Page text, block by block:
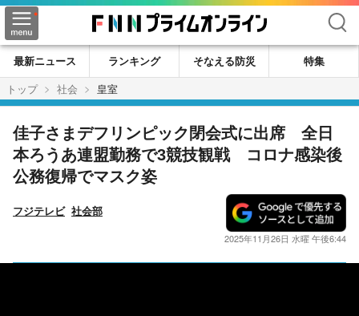
検索
最新ニュース ランキング そなえる防災
特集
トップ
社会 皇室
佳子さまデフリンピック閉会式に出席 全日
本ろうあ連盟勤務で3競技観戦 コロナ感染後
公務復帰でマスク姿
フジテレビ 社会部
2025年11月26日 水曜 午後6:44